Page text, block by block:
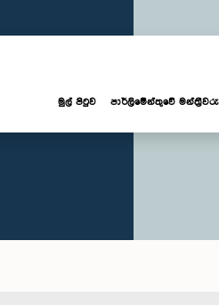
මුල් පිටුව පාර්ලි‌මේන්තුවේ මන්ත්‍රීවරු